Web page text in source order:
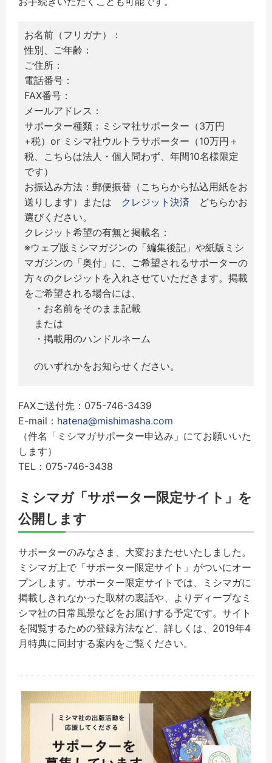
お名前（フリガナ）：
性別、ご年齢：
ご住所：
電話番号：
FAX番号：
メールアドレス：
サポーター種類：ミシマ社サポーター（3万円
+税）or ミシマ社ウルトラサポーター（10万円＋
税、こちらは法人・個人問わず、年間10名様限定
です）
お振込み方法：郵便振替（こちらから払込用紙をお
送りします）または クレジット決済 どちらかお
選びください。
クレジット希望の有無と掲載名：
※ウェブ版ミシマガジンの「編集後記」や紙版ミシ
マガジンの「奥付」に、ご希望されるサポーターの
方々のクレジットを入れさせていただきます。掲載
をご希望される場合には、
・お名前をそのまま記載
または
・掲載用のハンドルネーム
のいずれかをお知らせください。
FAXご送付先：075-746-3439
E-mail： hatena@mishimasha.com
（件名「ミシマガサポーター申込み」にてお願いいた
します）
TEL：075-746-3438
ミシマガ「サポーター限定サイト」を
公開します
サポーターのみなさま、大変おまたせいたしました。
ミシマガ上で「サポーター限定サイト」がついにオー
プンします。サポーター限定サイトでは、ミシマガに
掲載しきれなかった取材の裏話や、よりディープなミ
シマ社の日常風景などをお届けする予定です。サイト
を閲覧するための登録方法など、詳しくは、2019年4
月特典に同封する案内をご覧ください。